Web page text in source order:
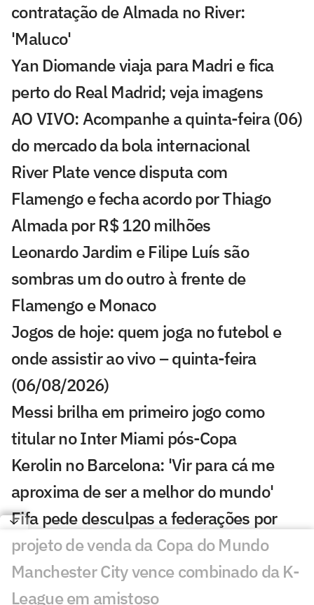
contratação de Almada no River:
'Maluco'
Yan Diomande viaja para Madri e fica
perto do Real Madrid; veja imagens
AO VIVO: Acompanhe a quinta-feira (06)
do mercado da bola internacional
River Plate vence disputa com
Flamengo e fecha acordo por Thiago
Almada por R$ 120 milhões
Leonardo Jardim e Filipe Luís são
sombras um do outro à frente de
Flamengo e Monaco
Jogos de hoje: quem joga no futebol e
onde assistir ao vivo – quinta-feira
(06/08/2026)
Messi brilha em primeiro jogo como
titular no Inter Miami pós-Copa
Kerolin no Barcelona: 'Vir para cá me
aproxima de ser a melhor do mundo'
Fifa pede desculpas a federações por
projeto de venda da Copa do Mundo
Manchester City vence combinado da K-
League em amistoso